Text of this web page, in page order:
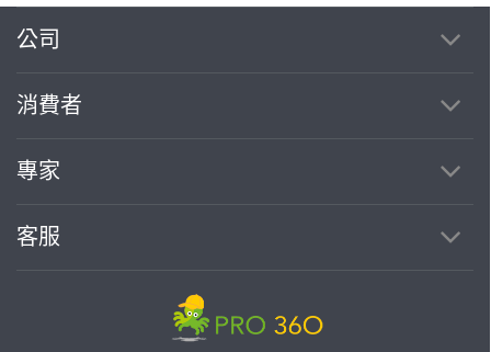
公司
消費者
專家
客服